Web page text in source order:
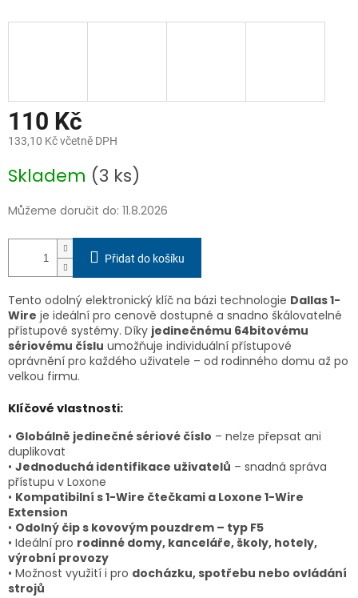
110 Kč
133,10 Kč včetně DPH
cena:
Skladem (3 ks)
Můžeme doručit do: 11.8.2026
Přidat do košíku
Tento odolný elektronický klíč na bázi technologie Dallas 1-
Wire je ideální pro cenově dostupné a snadno škálovatelné
přístupové systémy. Díky jedinečnému 64bitovému
sériovému číslu umožňuje individuální přístupové
oprávnění pro každého uživatele – od rodinného domu až po
velkou firmu.
Klíčové vlastnosti:
• Globálně jedinečné sériové číslo – nelze přepsat ani
duplikovat
• Jednoduchá identifikace uživatelů – snadná správa
přístupu v Loxone
• Kompatibilní s 1-Wire čtečkami a Loxone 1-Wire
Extension
• Odolný čip s kovovým pouzdrem – typ F5
• Ideální pro rodinné domy, kanceláře, školy, hotely,
výrobní provozy
• Možnost využití i pro docházku, spotřebu nebo ovládání
strojů